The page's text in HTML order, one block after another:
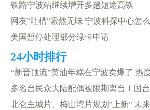
铁路宁波站继续增开多趟短途高铁
网友"吐槽"索然无味 宁波科探中心怎
美国暂停处理部分绿卡申请
“新晋顶流”黄油年糕在宁波卖爆了 热